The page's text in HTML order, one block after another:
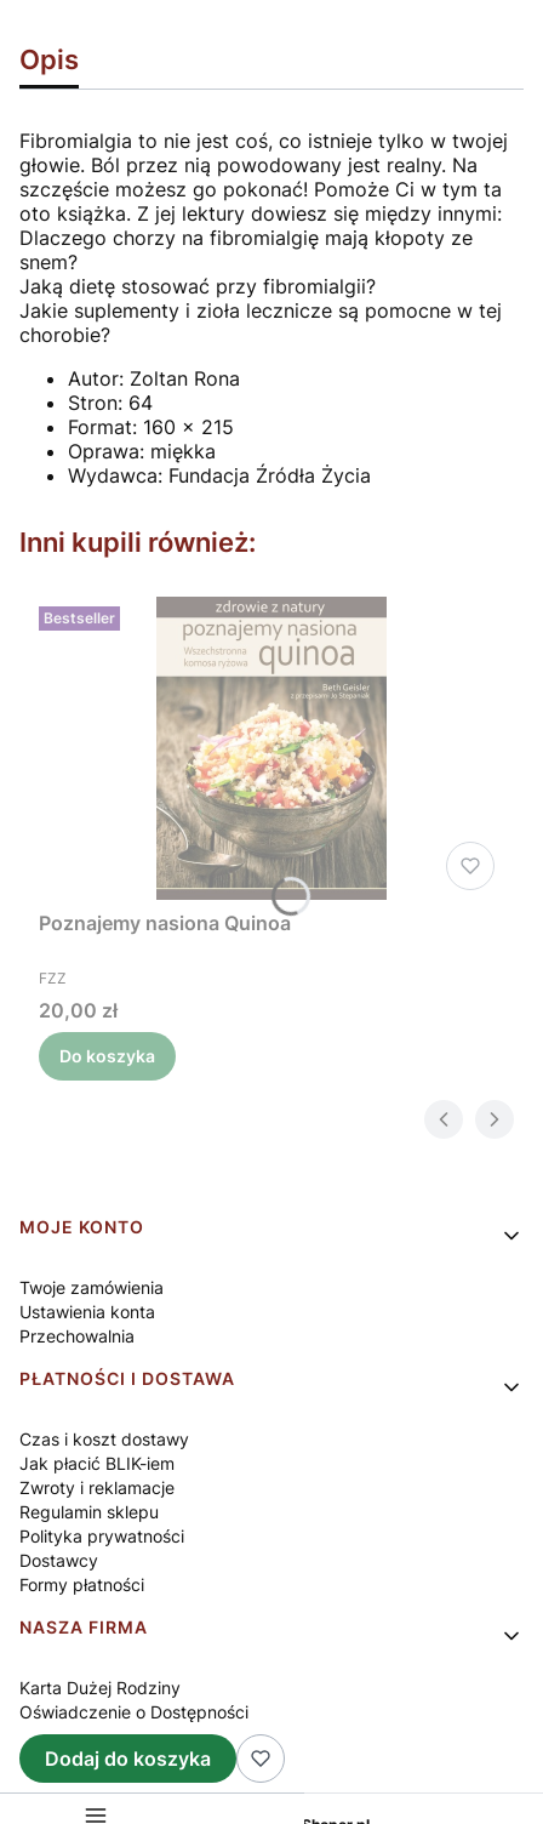
Opis
Fibromialgia to nie jest coś, co istnieje tylko w twojej
głowie. Ból przez nią powodowany jest realny. Na
szczęście możesz go pokonać! Pomoże Ci w tym ta
oto książka. Z jej lektury dowiesz się między innymi:
Dlaczego chorzy na fibromialgię mają kłopoty ze
snem?
Jaką dietę stosować przy fibromialgii?
Jakie suplementy i zioła lecznicze są pomocne w tej
chorobie?
Autor: Zoltan Rona
Stron: 64
Format: 160 x 215
Oprawa: miękka
Wydawca: Fundacja Źródła Życia
Inni kupili również:
Bestseller
Poznajemy nasiona Quinoa
PRODUCENT
FZZ
Cena
20,00 zł
Do koszyka
Linki w stopce
MOJE KONTO
Twoje zamówienia
Ustawienia konta
Przechowalnia
PŁATNOŚCI I DOSTAWA
Czas i koszt dostawy
Jak płacić BLIK-iem
Zwroty i reklamacje
Regulamin sklepu
Polityka prywatności
Dostawcy
Formy płatności
NASZA FIRMA
Karta Dużej Rodziny
Oświadczenie o Dostępności
O nas
Kontakt
Dodaj do koszyka